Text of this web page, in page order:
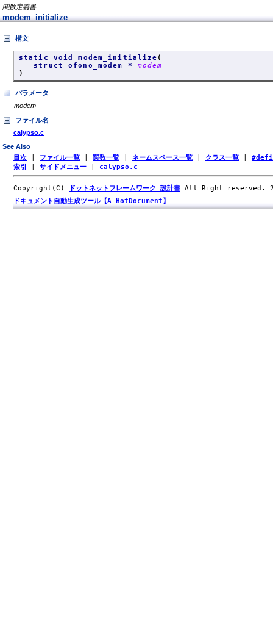
関数定義書
modem_initialize
構文
static void modem_initialize (
struct ofono_modem * modem
)
パラメータ
modem
ファイル名
calypso.c
See Also
目次 ファイル一覧 関数一覧 ネームスペース一覧 クラス一覧
索引
サイドメニュー calypso.c
Copyright(C) ドットネットフレームワーク 設計書 All Right reserved.
ドキュメント自動生成ツール【A HotDocument】